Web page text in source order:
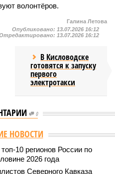
волонтёров.
Галина Летова
Опубликовано: 13.07.2026 16:12
13.07.2026 16:12
В Кисловодске
готовятся к запуску
первого
электротакси
0
НОВОСТИ
10 регионов России по
2026 года
Северного Кавказа